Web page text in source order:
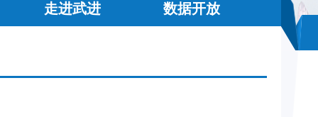
走进武进 数据开放